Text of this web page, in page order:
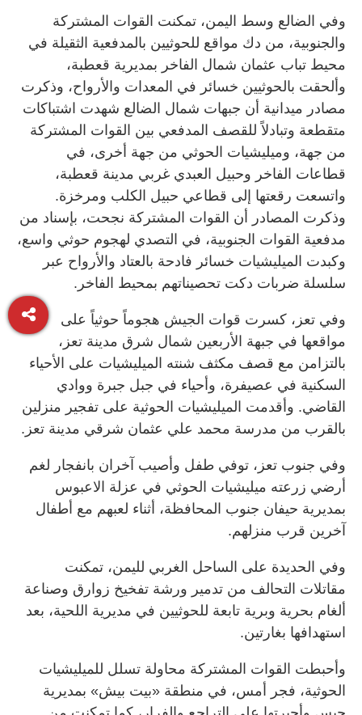
وفي الضالع وسط اليمن، تمكنت القوات المشتركة
والجنوبية، من دك مواقع للحوثيين بالمدفعية الثقيلة في
محيط تباب عثمان شمال الفاخر بمديرية قعطبة،
وألحقت بالحوثيين خسائر في المعدات والأرواح، وذكرت
مصادر ميدانية أن جبهات شمال الضالع شهدت اشتباكات
متقطعة وتبادلاً للقصف المدفعي بين القوات المشتركة
من جهة، وميليشيات الحوثي من جهة أخرى، في
قطاعات الفاخر وحبيل العبدي غربي مدينة قعطبة،
واتسعت رقعتها إلى قطاعي حبيل الكلب ومرخزة.
وذكرت المصادر أن القوات المشتركة نجحت، بإسناد من
مدفعية القوات الجنوبية، في التصدي لهجوم حوثي واسع،
وكبدت الميليشيات خسائر فادحة بالعتاد والأرواح عبر
سلسلة ضربات دكت تحصيناتهم بمحيط الفاخر.
وفي تعز، كسرت قوات الجيش هجوماً حوثياً على
مواقعها في جبهة الأربعين شمال شرق مدينة تعز،
بالتزامن مع قصف مكثف شنته الميليشيات على الأحياء
السكنية في عصيفرة، وأحياء في جبل جبرة ووادي
القاضي. وأقدمت الميليشيات الحوثية على تفجير منزلين
بالقرب من مدرسة محمد علي عثمان شرقي مدينة تعز.
وفي جنوب تعز، توفي طفل وأصيب آخران بانفجار لغم
أرضي زرعته ميليشيات الحوثي في عزلة الاعبوس
بمديرية حيفان جنوب المحافظة، أثناء لعبهم مع أطفال
آخرين قرب منزلهم.
وفي الحديدة على الساحل الغربي لليمن، تمكنت
مقاتلات التحالف من تدمير ورشة تفخيخ زوارق وصناعة
ألغام بحرية وبرية تابعة للحوثيين في مديرية اللحية، بعد
استهدافها بغارتين.
وأحبطت القوات المشتركة محاولة تسلل للميليشيات
الحوثية، فجر أمس، في منطقة «بيت بيش» بمديرية